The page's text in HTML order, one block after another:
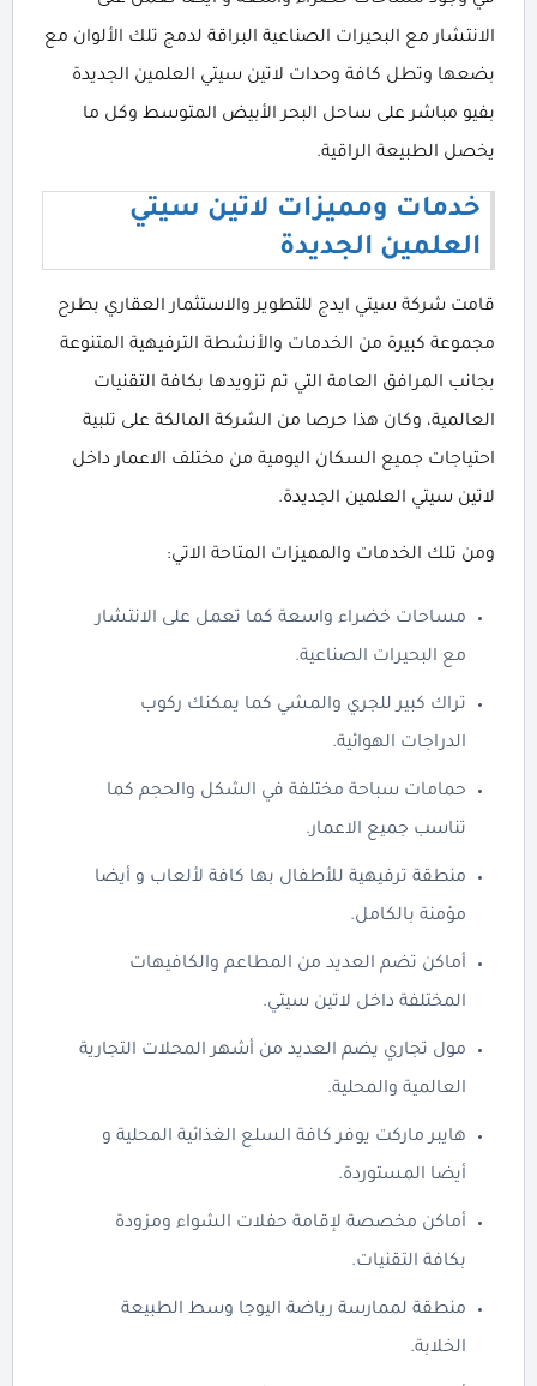
الانتشار مع البحيرات الصناعية البراقة لدمج تلك الألوان مع
بضعها وتطل كافة وحدات لاتين سيتي العلمين الجديدة
بفيو مباشر على ساحل البحر الأبيض المتوسط وكل ما
يخصل الطبيعة الراقية.
خدمات ومميزات لاتين سيتي
العلمين الجديدة
قامت شركة سيتي ايدج للتطوير والاستثمار العقاري بطرح
مجموعة كبيرة من الخدمات والأنشطة الترفيهية المتنوعة
بجانب المرافق العامة التي تم تزويدها بكافة التقنيات
العالمية، وكان هذا حرصا من الشركة المالكة على تلبية
احتياجات جميع السكان اليومية من مختلف الاعمار داخل
لاتين سيتي العلمين الجديدة.
ومن تلك الخدمات والمميزات المتاحة الاتي:
مساحات خضراء واسعة كما تعمل على الانتشار
مع البحيرات الصناعية.
تراك كبير للجري والمشي كما يمكنك ركوب
الدراجات الهوائية.
حمامات سباحة مختلفة في الشكل والحجم كما
تناسب جميع الاعمار.
منطقة ترفيهية للأطفال بها كافة لألعاب و أيضا
مؤمنة بالكامل.
أماكن تضم العديد من المطاعم والكافيهات
المختلفة داخل لاتين سيتي.
مول تجاري يضم العديد من أشهر المحلات التجارية
العالمية والمحلية.
هايبر ماركت يوفر كافة السلع الغذائية المحلية و
أيضا المستوردة.
أماكن مخصصة لإقامة حفلات الشواء ومزودة
بكافة التقنيات.
منطقة لممارسة رياضة اليوجا وسط الطبيعة
الخلابة.